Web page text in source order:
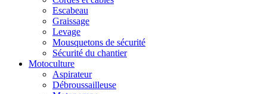
Escabeau
Graissage
Levage
Mousquetons de sécurité
Sécurité du chantier
Motoculture
Aspirateur
Débroussailleuse